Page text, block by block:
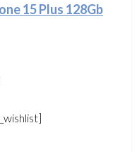
15 Plus 128Gb